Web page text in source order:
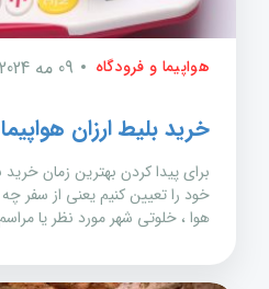
هواپیما و فرودگاه 09 مه 2024
خرید بلیط ارزان هواپیما
برای پیدا کردن بهترین زمان خرید
خود را تعیین کنیم یعنی از سفر
هوا ، خلوتی شهر مورد نظر یا